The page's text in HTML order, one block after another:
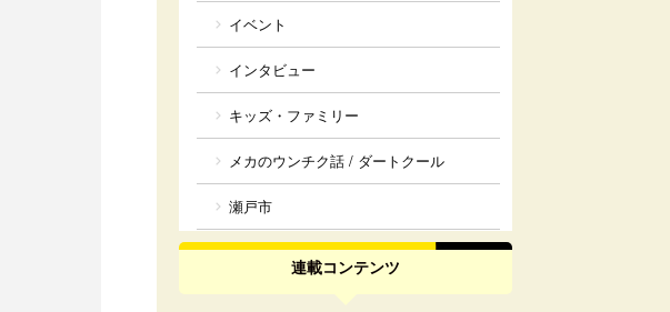
イベント
インタビュー
キッズ・ファミリー
メカのウンチク話 / ダートクール
瀬戸市
連載コンテンツ